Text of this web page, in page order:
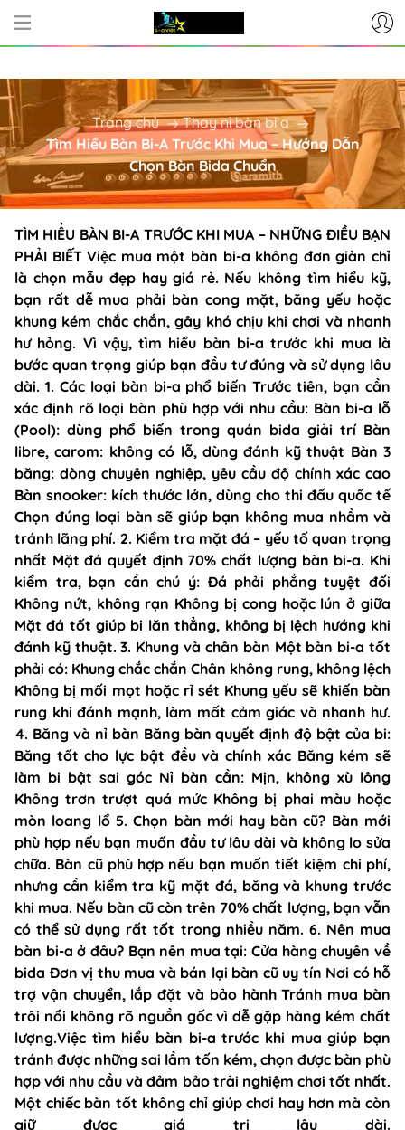
CƠ SỞ CUNG CẤP BÀN BI-A -
Trang chủ
Thay nỉ bàn bi a
Tìm Hiểu Bàn Bi-A Trước Khi Mua – Hướng Dẫn
Chọn Bàn Bida Chuẩn
TÌM HIỂU BÀN BI-A TRƯỚC KHI MUA – NHỮNG ĐIỀU BẠN
PHẢI BIẾT Việc mua một bàn bi-a không đơn giản chỉ
là chọn mẫu đẹp hay giá rẻ. Nếu không tìm hiểu kỹ,
bạn rất dễ mua phải bàn cong mặt, băng yếu hoặc
khung kém chắc chắn, gây khó chịu khi chơi và nhanh
hư hỏng. Vì vậy, tìm hiểu bàn bi-a trước khi mua là
bước quan trọng giúp bạn đầu tư đúng và sử dụng lâu
dài. 1. Các loại bàn bi-a phổ biến Trước tiên, bạn cần
xác định rõ loại bàn phù hợp với nhu cầu: Bàn bi-a lỗ
(Pool): dùng phổ biến trong quán bida giải trí Bàn
libre, carom: không có lỗ, dùng đánh kỹ thuật Bàn 3
băng: dòng chuyên nghiệp, yêu cầu độ chính xác cao
Bàn snooker: kích thước lớn, dùng cho thi đấu quốc tế
Chọn đúng loại bàn sẽ giúp bạn không mua nhầm và
tránh lãng phí. 2. Kiểm tra mặt đá – yếu tố quan trọng
nhất Mặt đá quyết định 70% chất lượng bàn bi-a. Khi
kiểm tra, bạn cần chú ý: Đá phải phẳng tuyệt đối
Không nứt, không rạn Không bị cong hoặc lún ở giữa
Mặt đá tốt giúp bi lăn thẳng, không bị lệch hướng khi
đánh kỹ thuật. 3. Khung và chân bàn Một bàn bi-a tốt
phải có: Khung chắc chắn Chân không rung, không lệch
Không bị mối mọt hoặc rỉ sét Khung yếu sẽ khiến bàn
rung khi đánh mạnh, làm mất cảm giác và nhanh hư.
4. Băng và nỉ bàn Băng bàn quyết định độ bật của bi:
Băng tốt cho lực bật đều và chính xác Băng kém sẽ
làm bi bật sai góc Nỉ bàn cần: Mịn, không xù lông
Không trơn trượt quá mức Không bị phai màu hoặc
mòn loang lổ 5. Chọn bàn mới hay bàn cũ? Bàn mới
phù hợp nếu bạn muốn đầu tư lâu dài và không lo sửa
chữa. Bàn cũ phù hợp nếu bạn muốn tiết kiệm chi phí,
nhưng cần kiểm tra kỹ mặt đá, băng và khung trước
khi mua. Nếu bàn cũ còn trên 70% chất lượng, bạn vẫn
có thể sử dụng rất tốt trong nhiều năm. 6. Nên mua
bàn bi-a ở đâu? Bạn nên mua tại: Cửa hàng chuyên về
bida Đơn vị thu mua và bán lại bàn cũ uy tín Nơi có hỗ
trợ vận chuyển, lắp đặt và bảo hành Tránh mua bàn
trôi nổi không rõ nguồn gốc vì dễ gặp hàng kém chất
lượng.Việc tìm hiểu bàn bi-a trước khi mua giúp bạn
tránh được những sai lầm tốn kém, chọn được bàn phù
hợp với nhu cầu và đảm bảo trải nghiệm chơi tốt nhất.
Một chiếc bàn tốt không chỉ giúp chơi hay hơn mà còn
giữ được giá trị lâu dài.